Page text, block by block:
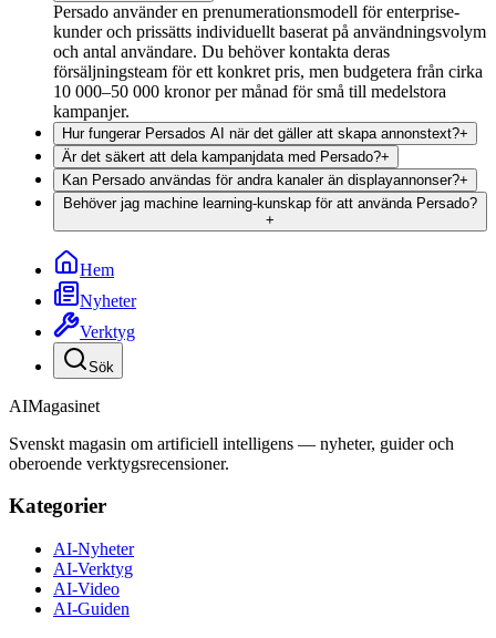
Persado använder en prenumerationsmodell för enterprise-
kunder och prissätts individuellt baserat på användningsvolym
och antal användare. Du behöver kontakta deras
försäljningsteam för ett konkret pris, men budgetera från cirka
10 000–50 000 kronor per månad för små till medelstora
kampanjer.
Hur fungerar Persados AI när det gäller att skapa annonstext?+
Är det säkert att dela kampanjdata med Persado?+
Kan Persado användas för andra kanaler än displayannonser?+
Behöver jag machine learning-kunskap för att använda Persado?
+
Hem
Nyheter
Verktyg
Sök
AIMagasinet
Svenskt magasin om artificiell intelligens — nyheter, guider och
oberoende verktygsrecensioner.
Kategorier
AI-Nyheter
AI-Verktyg
AI-Video
AI-Guiden